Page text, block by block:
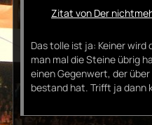
Zitat von Der
Das tolle ist ja: Keiner
man mal die Steine übrig
einen Gegenwert, der
bestand hat. Trifft ja dann